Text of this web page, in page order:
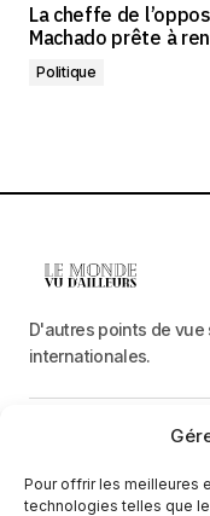
Pour offrir les meilleures
technologies telles que
La cheffe de
Machado prête à
Politique
D'autres points de
internationales.
Catégories